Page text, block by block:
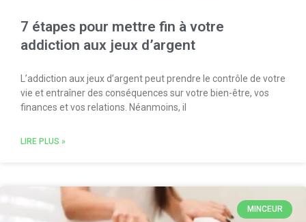
7 étapes pour mettre fin à votre
addiction aux jeux d’argent
L’addiction aux jeux d’argent peut prendre le contrôle de votre
vie et entraîner des conséquences sur votre bien-être, vos
finances et vos relations. Néanmoins, il
LIRE PLUS »
MINCEUR